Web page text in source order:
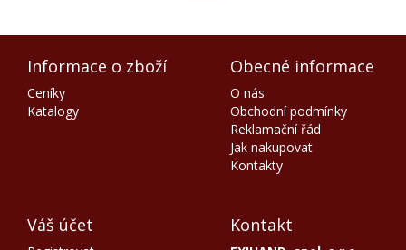
Informace o zboží
Ceníky
Katalogy
Obecné informace
O nás
Obchodní podmínky
Reklamační řád
Jak nakupovat
Kontakty
Váš účet Kontakt